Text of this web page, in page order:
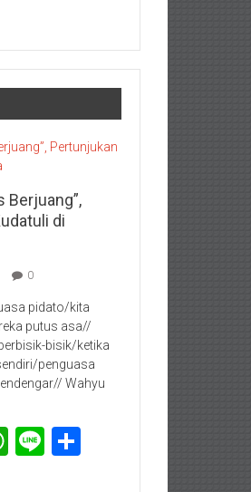
Berjuang”,
di
0
pidato/kita
putus asa//
bisik/ketika
penguasa
Wahyu
WhatsApp
Line